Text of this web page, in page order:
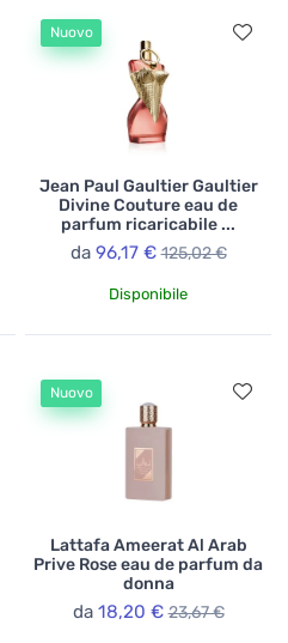
Nuovo
Jean Paul Gaultier Gaultier
Divine Couture eau de
parfum ricaricabile ...
da 96,17 € 125,02 €
Disponibile
Nuovo
Lattafa Ameerat Al Arab
Prive Rose eau de parfum da
donna
da 18,20 € 23,67 €